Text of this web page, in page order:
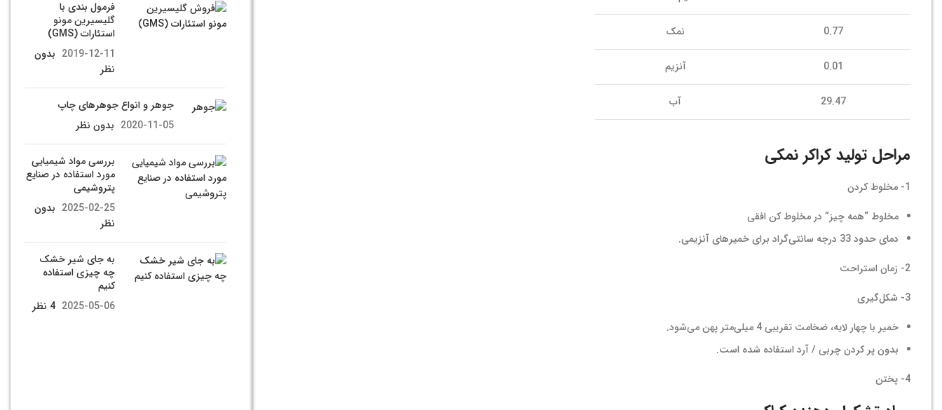
0.77 نمک
0.01 آنزیم
29.47 آب
مراحل تولید کراکر نمکی
1- مخلوط کردن
مخلوط “همه چیز” در مخلوط کن افقی
دمای حدود 33 درجه سانتی‌گراد برای خمیرهای آنزیمی.
2- زمان استراحت
3- شکل‌گیری
خمیر با چهار لایه، ضخامت تقریبی 4 میلی‌متر پهن می‌شود.
بدون پر کردن چربی / آرد استفاده شده است.
4- پختن
فرمول بندی با
گلیسیرین مونو
استئارات (GMS)
2019-12-11 بدون
نظر
جوهر و انواع جوهرهای چاپ
2020-11-05 بدون نظر
بررسی مواد شیمیایی
مورد استفاده در صنایع
پتروشیمی
2025-02-25 بدون
نظر
به جای شیر خشک
چه چیزی استفاده
کنیم
2025-05-06 4 نظر